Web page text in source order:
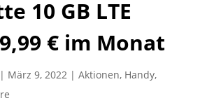
10 GB LTE
€ im Monat
| März 9, 2022| Aktionen, Handy,